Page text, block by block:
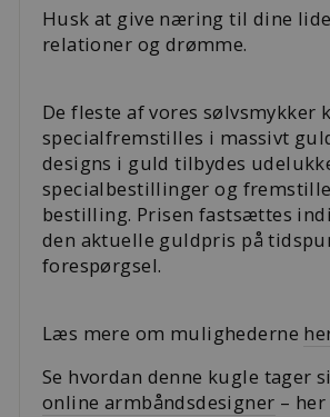
Husk at give næring til dine
relationer og drømme.
De fleste af vores sølvsmykker
specialfremstilles i massivt
designs i guld tilbydes
specialbestillinger og
bestilling. Prisen fastsættes
den aktuelle guldpris på
forespørgsel.
Læs mere om mulighederne
Se hvordan denne kugle tager
online armbåndsdesigner –